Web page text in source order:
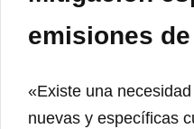
emisiones
«Existe una
nuevas y específicas